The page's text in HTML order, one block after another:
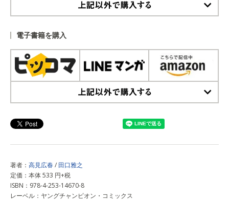
電子書籍を購入
著者： 高見広春/ 田口雅之
定価：本体 533 円+税
ISBN：978-4-253-14670-8
レーベル：ヤングチャンピオン・コミックス